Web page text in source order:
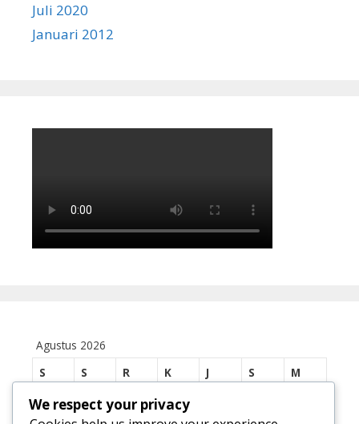
Juli 2020
Januari 2012
Agustus 2026
S
S R K J S
M
We respect your privacy